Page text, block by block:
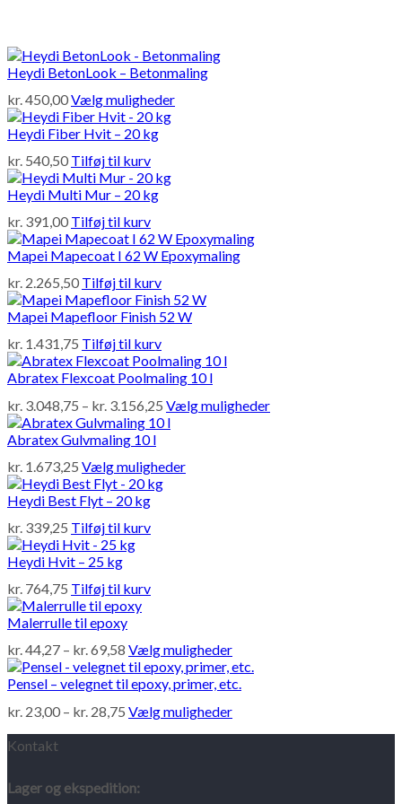
Heydi BetonLook – Betonmaling
kr. 450,00Vælg mulighederDette
på
varesiden
Heydi Fiber Hvit – 20 kg
kr. 540,50 Tilføj til kurv
Heydi Multi Mur – 20 kg
kr. 391,00 Tilføj til kurv
Mapei Mapecoat I 62 W Epoxymaling
kr. 2.265,50 Tilføj til kurv
Mapei Mapefloor Finish 52 W
kr. 1.431,75 Tilføj til kurv
Abratex Flexcoat Poolmaling 10 l
kr. 3.048,75 – kr. 3.156,25 Prisinterval:
kr. 3.048,75
Vælg mulighederDette
Abratex Gulvmaling 10 l
kr. 1.673,25 Vælg mulighederDette
Heydi Best Flyt – 20 kg
kr. 339,25 Tilføj til kurv
Heydi Hvit – 25 kg
kr. 764,75 Tilføj til kurv
Malerrulle til epoxy
kr.44,27 – kr.69,58 Prisinterval:
kr. 44,27
til
Vælg mulighederDette
vare
har
varianter.
Mulighederne
Pensel – velegnet til epoxy, primer, etc.
kr. 23,00 – kr. 28,75 Prisinterval:
Vælg mulighederDette
Kontakt
Lager og ekspedition: